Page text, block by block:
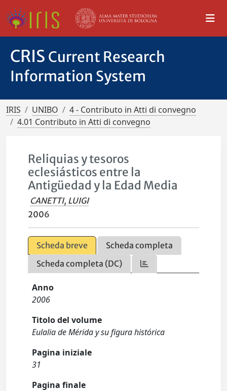
CRIS Current Research
Information System
IRIS UNIBO
4 - Contributo in Atti di convegno
4.01 Contributo in Atti di convegno
Reliquias y tesoros
eclesiásticos entre la
Antigüedad y la Edad Media
CANETTI, LUIGI
2006
Scheda breve
Scheda completa
Scheda completa (DC)
Anno
2006
Titolo del volume
Eulalia de Mérida y su figura histórica
Pagina iniziale
31
Pagina finale